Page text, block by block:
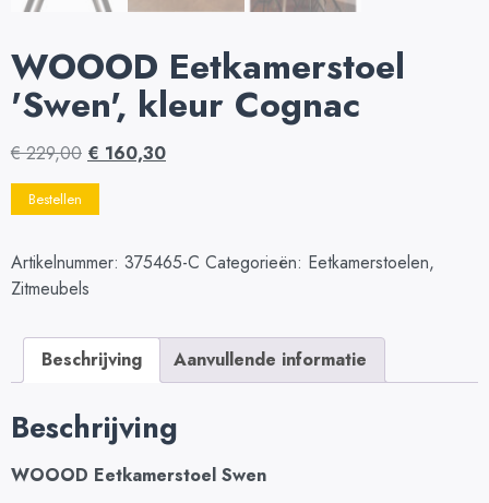
WOOOD Eetkamerstoel
'Swen', kleur Cognac
€229,00 € 160,30
Bestellen
Artikelnummer: 375465-C Categorieën: Eetkamerstoelen,
Zitmeubels
Beschrijving Aanvullende informatie
Beschrijving
WOOOD Eetkamerstoel Swen